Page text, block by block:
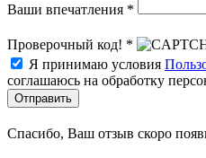
Ваши впечатления *
Проверочный код! *
Я принимаю условия
соглашаюсь на обработку
Отправить
Спасибо, Ваш отзыв скоро